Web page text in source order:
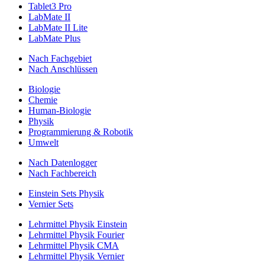
Tablet3 Pro
LabMate II
LabMate II Lite
LabMate Plus
Nach Fachgebiet
Nach Anschlüssen
Biologie
Chemie
Human-Biologie
Physik
Programmierung & Robotik
Umwelt
Nach Datenlogger
Nach Fachbereich
Einstein Sets Physik
Vernier Sets
Lehrmittel Physik Einstein
Lehrmittel Physik Fourier
Lehrmittel Physik CMA
Lehrmittel Physik Vernier